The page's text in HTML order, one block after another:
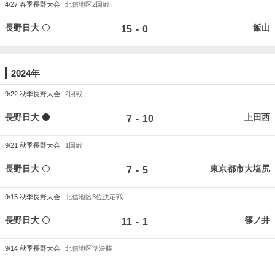
4/27 春季長野大会 北信地区2回戦
長野日大 15 - 0 飯山
2024年
9/22 秋季長野大会 2回戦
長野日大 7 - 10 上田西
9/21 秋季長野大会 1回戦
長野日大 7 - 5 東京都市大塩尻
9/15 秋季長野大会 北信地区3位決定戦
長野日大 11 - 1 篠ノ井
9/14 秋季長野大会 北信地区準決勝